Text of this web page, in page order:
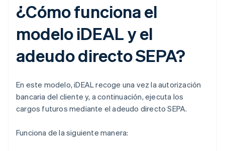
¿Cómo funciona el
modelo iDEAL y el
adeudo directo SEPA?
En este modelo, iDEAL recoge una vez la autorización
bancaria del cliente y, a continuación, ejecuta los
cargos futuros mediante el adeudo directo SEPA.
Funciona de la siguiente manera: